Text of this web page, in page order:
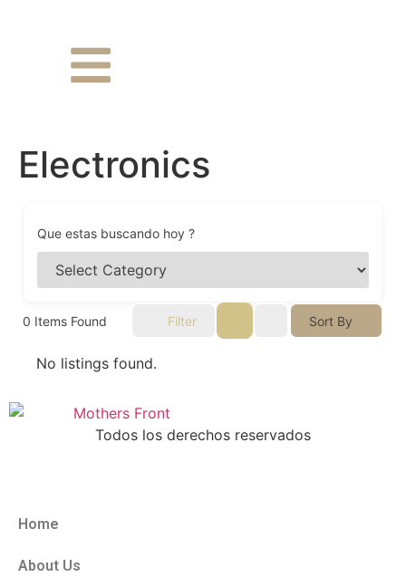
Electronics
Que estas buscando hoy ?
0 Items Found Filter Sort By
No listings found.
Todos los derechos reservados
Home
About Us